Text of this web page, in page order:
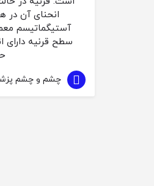
انحنای آن
آستیگماتیسم
سطح قرنیه دارای
چشم و چشم